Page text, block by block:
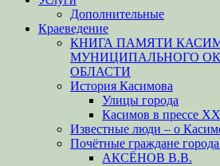
Дополнительные
Краеведение
КНИГА ПАМЯТИ
МУНИЦИПАЛЬНОГО
ОБЛАСТИ
История Касимова
Улицы города
Касимов в прессе
Известные люди – о
Почётные граждане
АКСЁНОВ В.В.